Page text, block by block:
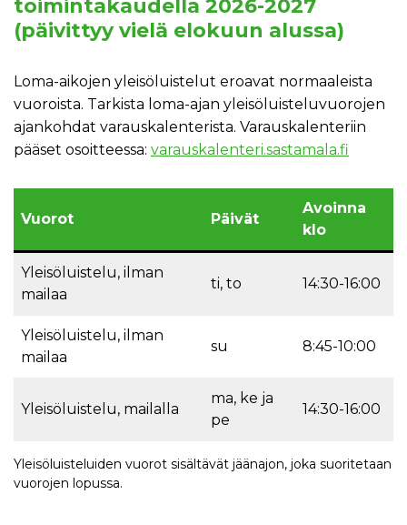
toimintakaudella 2026-2027
(päivittyy vielä elokuun alussa)
Loma-aikojen yleisöluistelut eroavat normaaleista
vuoroista. Tarkista loma-ajan yleisöluisteluvuorojen
ajankohdat varauskalenterista. Varauskalenteriin
pääset osoitteessa: varauskalenteri.sastamala.fi
Vuorot Päivät
Avoinna
klo
Yleisöluistelu, ilman
mailaa
ti, to 14:30-16:00
Yleisöluistelu, ilman
mailaa
su 8:45-10:00
Yleisöluistelu, mailalla
ma, ke ja
pe
14:30-16:00
Yleisöluisteluiden vuorot sisältävät jäänajon, joka suoritetaan
vuorojen lopussa.